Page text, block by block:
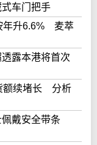
式车门把手
年升6.6% 麦萃
露本港将首次
额续堵长 分析
戴安全带条